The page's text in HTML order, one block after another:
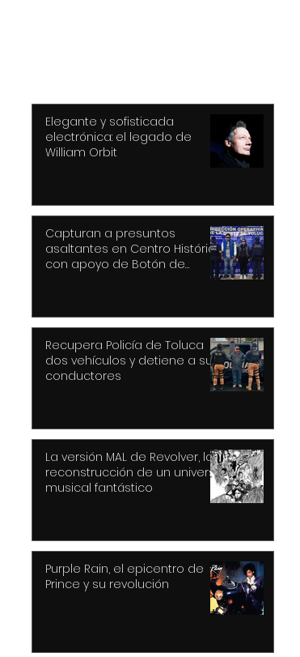
Elegante y sofisticada
electrónica: el legado de
William Orbit
Capturan a presuntos
asaltantes en Centro Histórico
con apoyo de Botón de
Recupera Policía de Toluca
dos vehículos y detiene a sus
conductores
La versión MAL de Revolver, la
reconstrucción de un universo
musical fantástico
Purple Rain, el epicentro de
Prince y su revolución